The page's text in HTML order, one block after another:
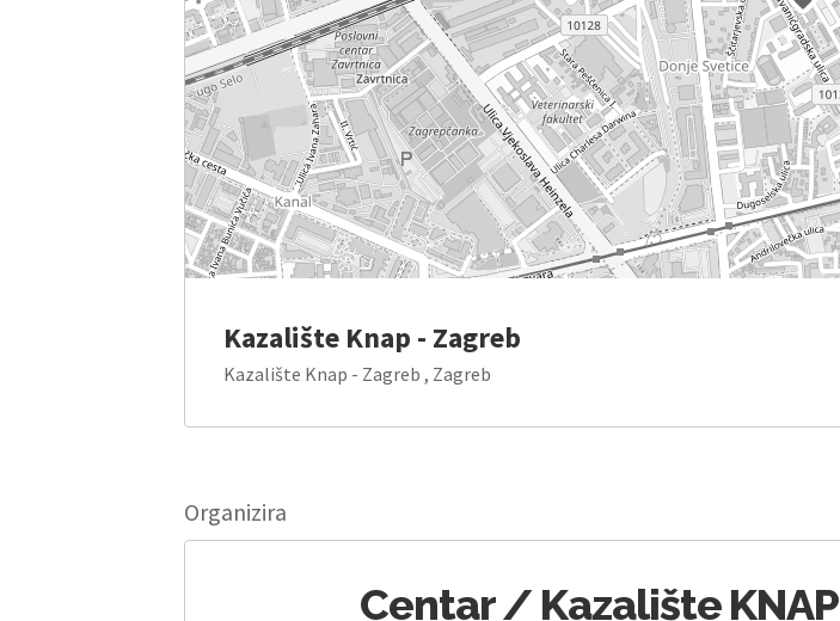
Kazalište Knap - Zagreb
Kazalište Knap - Zagreb , Zagreb
Organizira
Centar / Kazalište KNAP